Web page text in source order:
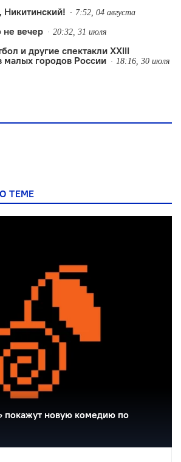
7:52, 04 августа
не вечер 20:32, 31 июля
и другие спектакли XXIII
малых городов России
18:16, 30 июля
ТЕМЕ
покажут новую комедию по